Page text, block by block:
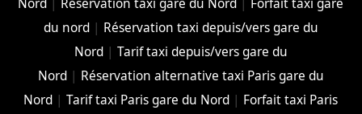
Nord | Réservation taxi gare du Nord | Forfait taxi gare
du nord| Réservation taxi depuis/vers gare du
Nord| Tarif taxi depuis/vers gare du
Nord| Réservation alternative taxi Paris gare du
Nord |Tarif taxi Paris gare du Nord | Forfait taxi Paris